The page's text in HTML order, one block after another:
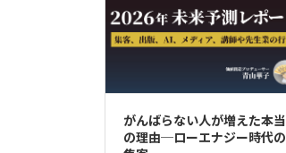
がんばらない人が増えた本当
の理由─ローエナジー時代の